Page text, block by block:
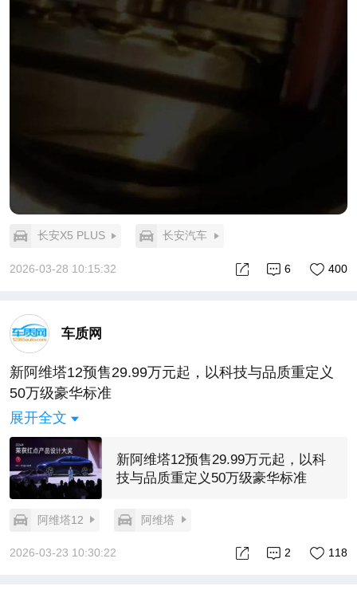
长安X5 PLUS 长安汽车
2026-03-28 10:15:32 400
6
车质网
新阿维塔12预售29.99万元起，以科技与品质重定义
50万级豪华标准
展开全文
新阿维塔12预售29.99万元起，以科
技与品质重定义50万级豪华标准
阿维塔12 阿维塔
2026-03-23 10:30:22 118
2